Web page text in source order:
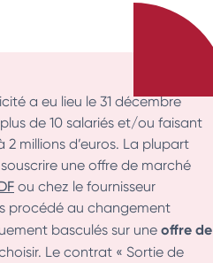
a eu lieu le 31 décembre
de 10 salariés et/ou faisant
2 millions d’euros. La plupart
une offre de marché
ou chez le fournisseur
procédé au changement
basculés sur une offre de
Le contrat « Sortie de